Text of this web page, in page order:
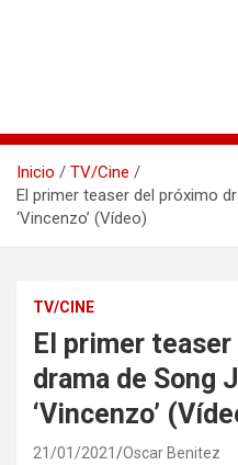
Inicio
TV/Cine
El primer teaser del próximo
‘Vincenzo’ (Vídeo)
TV/CINE
El primer
drama de Song
‘Vincenzo’
21/01/2021 Oscar Benitez